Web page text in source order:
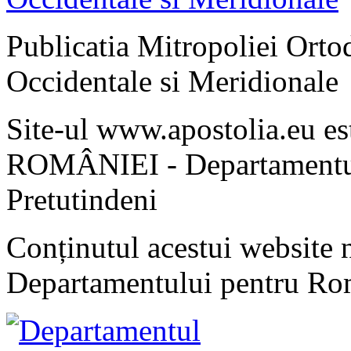
Publicatia Mitropoliei
Occidentale si Meridionale
Site-ul www.apostolia.eu
ROMÂNIEI -
Pretutindeni
Conținutul acestui website
Departamentului pentru